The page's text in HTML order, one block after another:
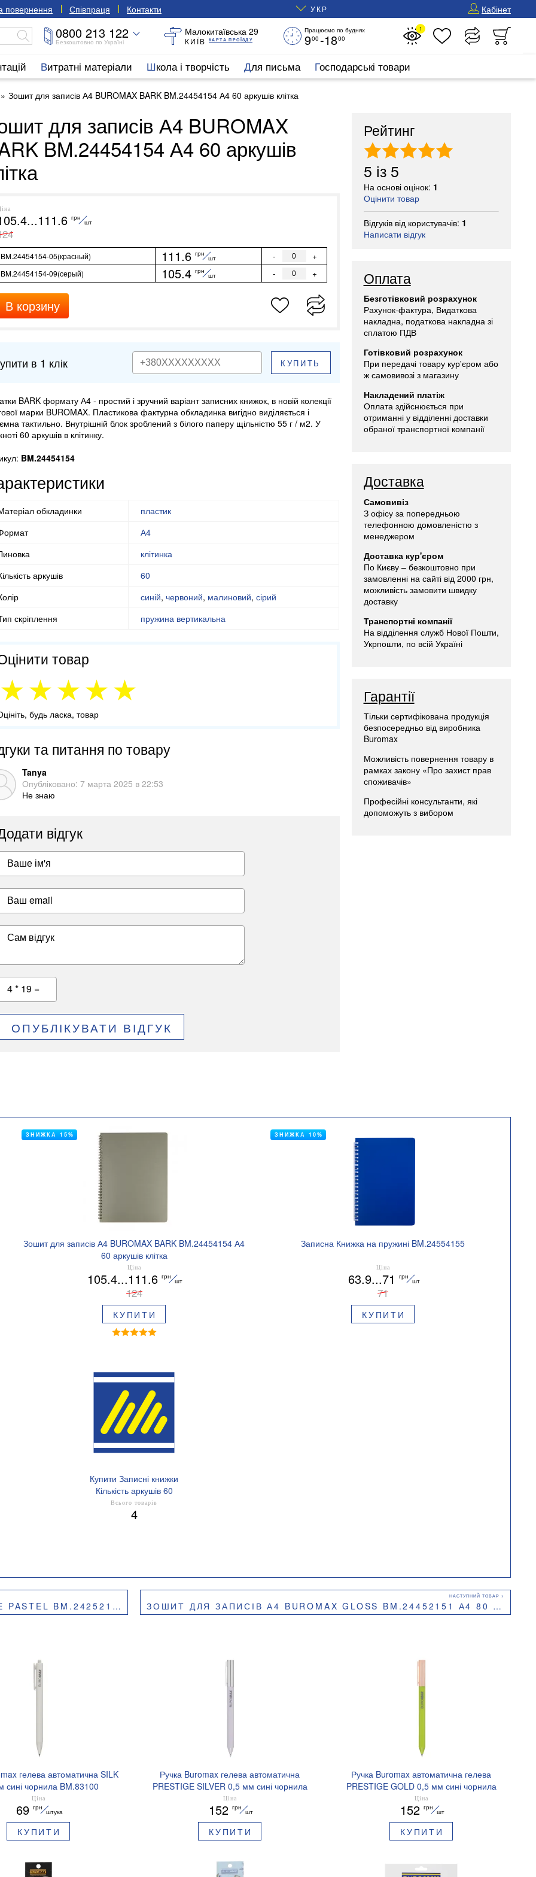
повернення Співпраця Контакти УКР Кабінет
0800 213 122
Безкоштовно по Україні
Малокитаївська 29
КИЇВ КАРТА ПРОЇЗДУ
Працюємо по буднях
900 -1800
1
Витратні матеріали Школа і творчість Для письма Господарські товари
Зошит для записів А4 BUROMAX BARK BM.24454154 А4 60 аркушів клітка
для записів А4 BUROMAX
BM.24454154 А4 60 аркушів
грн
шт
BM.24454154-05(красный) 111.6 грн
шт - +
BM.24454154-09(серый) 105.4 грн
шт - +
В корзину
в 1 клік КУПИТЬ
BARK формату А4 - простий і зручний варіант записних книжок, в новій колекції
марки BUROMAX. Пластикова фактурна обкладинка вигідно виділяється і
тактильно. Внутрішній блок зроблений з білого паперу щільністю 55 г / м2. У
60 аркушів в клітинку.
BM.24454154
обкладинки
пластик
А4
клітинка
аркушів
60
синій, червоний, малиновий, сірий
скріплення
пружина вертикальна
товар
будь ласка, товар
та питання по товару
Tanya
Опубліковано: 7 марта 2025 в 22:53
Не знаю
відгук
Ваше ім'я
Ваш email
Сам відгук
4 * 19 =
ОПУБЛІКУВАТИ ВІДГУК
Рейтинг
5 із 5
На основі оцінок: 1
Оцінити товар
Відгуків від користувачів: 1
Написати відгук
Оплата
Безготівковий розрахунок
Рахунок-фактура, Видаткова
накладна, податкова накладна зі
сплатою ПДВ
Готівковий розрахунок
При передачі товару кур'єром або
ж самовивозі з магазину
Накладений платіж
Оплата здійснюється при
отриманні у відділенні доставки
обраної транспортної компанії
Доставка
Самовивіз
З офісу за попередньою
телефонною домовленістю з
менеджером
Доставка кур'єром
По Києву – безкоштовно при
замовленні на сайті від 2000 грн,
можливість замовити швидку
доставку
Транспортні компанії
На відділення служб Нової Пошти,
Укрпошти, по всій Україні
Гарантії
Тільки сертифікована продукція
безпосередньо від виробника
Buromax
Можливість повернення товару в
рамках закону «Про захист прав
споживачів»
Професійні консультанти, які
допоможуть з вибором
Зошит для записів А4 BUROMAX BARK BM.24454154 А4
60 аркушів клітка
Ціна
105.4...111.6 грн
шт
124
КУПИТИ
ЗНИЖКА 15%
Записна Книжка на пружині BM.24554155
Ціна
63.9...71 грн
шт
71
КУПИТИ
ЗНИЖКА 10%
Купити Записні книжки
Кількість аркушів 60
Всього товарів
4
80 АРКУШІВ КЛІТКА ЗОШИТ ДЛЯ ЗАПИСІВ А4 BUROMAX GLOSS BM.24452151 А4 80 АРКУШІВ КЛІТКА
гелева автоматична SILK
сині чорнила BM.83100
Ціна
69 грн
штука
КУПИТИ
Ручка Buromax гелева автоматична
PRESTIGE SILVER 0,5 мм сині чорнила
BM.83102
Ціна
152 грн
шт
КУПИТИ
Ручка Buromax автоматична гелева
PRESTIGE GOLD 0,5 мм сині чорнила
BM.83101
Ціна
152 грн
шт
КУПИТИ